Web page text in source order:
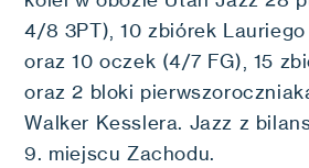
4/8 3PT), 10 zbiórek
oraz 10 oczek (4/7 FG), 15
oraz 2 bloki
Walker Kesslera. Jazz z
9. miejscu Zachodu.